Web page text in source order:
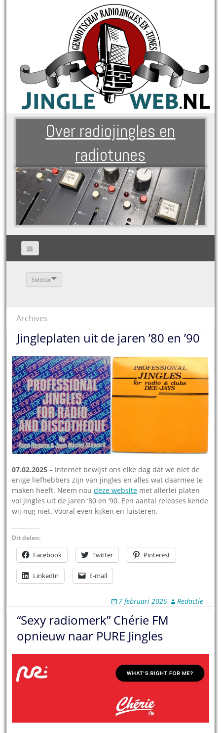
Over radiojingles en
radiotunes
Sidebar
Archives
Jingleplaten uit de jaren ’80 en ’90
07.02.2025 – Internet bewijst ons elke dag dat we niet de
enige liefhebbers zijn van jingles en alles wat daarmee te
maken heeft. Neem noudeze website met allerlei platen
vol jingles uit de jaren ’80 en ’90. Een aantal releases kende
wij nog niet. Vooral even kijken en luisteren.
Dit delen:
Facebook Twitter Pinterest
LinkedIn E-mail
7 februari 2025 Redactie
“Sexy radiomerk” Chérie FM
opnieuw naar PURE Jingles